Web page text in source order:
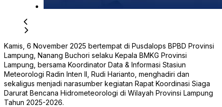
Kamis, 6 November 2025 bertempat di Pusdalops BPBD Provinsi
Lampung, Nanang Buchori selaku Kepala BMKG Provinsi
Lampung, bersama Koordinator Data & Informasi Stasiun
Meteorologi Radin Inten II, Rudi Harianto, menghadiri dan
sekaligus menjadi narasumber kegiatan Rapat Koordinasi Siaga
Darurat Bencana Hidrometeorologi di Wilayah Provinsi Lampung
Tahun 2025-2026.